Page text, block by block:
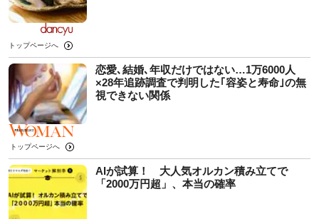
トップページへ
恋愛､結婚､年収だけではない…1万6000人
×28年追跡調査で判明した｢容姿と寿命｣の無
視できない関係
トップページへ
AIが試算！ 大人気オルカン積み立てで
「2000万円超」、本当の確率